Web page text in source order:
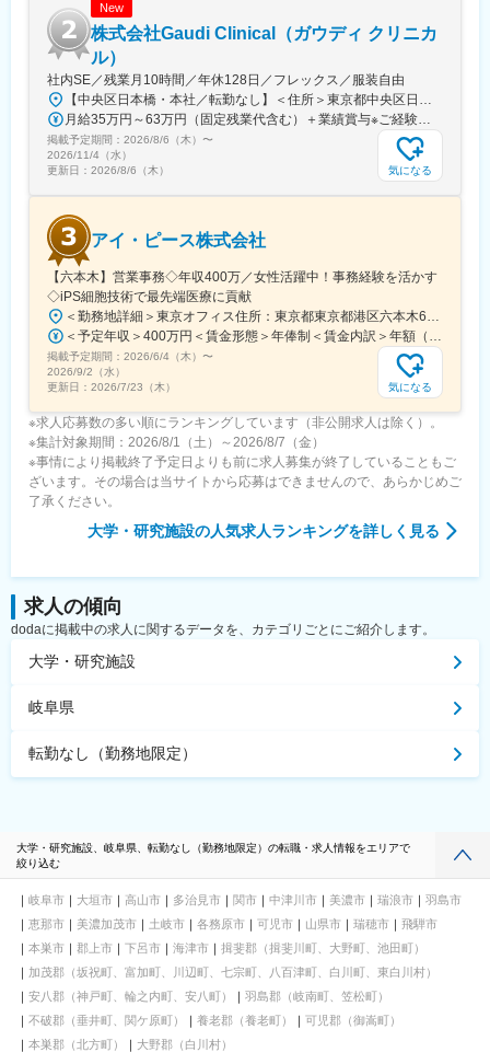
・ご自宅から1時間程度で通える施設をお任せする予定です。
・スーパーフレックスタイム制を導入しており、社員自身が業務
のスケジュールに合わせて始業、就業時間を決めることができま
・5日間のリフレッシュ休暇制度や、時間単位で取得できる有給休
暇。
・産前産後休暇（妊娠中時短勤務あり）、子供が3歳になるまで取
得できる育児休業、
復帰後は短時間勤務制度の利用も可能。
変更の範囲：会社の定める業務
New
株式会社Gaudi Clinical（ガウディ クリニカ
ル）
社内SE／残業月10時間／年休128日／フレックス／服装自由
【中央区日本橋・本社／転勤なし】＜住所＞東京都中央区日本橋本町4-8-15 ネオカワイビル10F＜アクセス＞・JR「新日本橋駅」から徒歩1分、「神田駅」から徒歩8分・東京メトロ「三越前駅」から徒歩5分、「小伝馬町駅」から徒歩5分※受動喫煙対策あり（屋内全面禁煙）
月給35万円～63万円（固定残業代含む）＋業績賞与※ご経験・スキルを考慮の上決定いたします※固定残業代は、時間外労働の有無にかかわらず月35時間分を、月8万3400円～15万円支給。（35時間を超える時間外労働分は追加で支給）
掲載予定期間： 2026/8/6（木） 〜
2026/11/4（水）
更新日： 2026/8/6（木） 気になる
アイ・ピース株式会社
【六本木】営業事務◇年収400万／女性活躍中！事務経験を活かす
◇iPS細胞技術で最先端医療に貢献
＜勤務地詳細＞東京オフィス住所：東京都東京都港区六本木6-15-1 勤務地最寄駅：東京メトロ 日比谷線／六本木駅受動喫煙対策：屋内全面禁煙変更の範囲：会社の定める事業所
＜予定年収＞400万円＜賃金形態＞年俸制＜賃金内訳＞年額（基本給）：3,108,920円固定残業手当/月：74,490円（固定残業時間40時間0分/月）超過した時間外労働の残業手当は追加支給＜月額＞333,566円（12分割）（一律手当を含む）＜昇給有無＞有＜残業手当＞有＜給与補足＞※固定残業代制、超過分別途支給賃金はあくまでも目安の金額であり、選考を通じて上下する可能性があります。月給(月額)は固定手当を含めた表記です。
掲載予定期間： 2026/6/4（木） 〜
2026/9/2（水）
更新日： 2026/7/23（木） 気になる
※求人応募数の多い順にランキングしています（非公開求人は除く）。
※集計対象期間：2026/8/1（土）～2026/8/7（金）
※事情により掲載終了予定日よりも前に求人募集が終了していることもご
ざいます。その場合は当サイトから応募はできませんので、あらかじめご
了承ください。
大学・研究施設の人気求人ランキングを詳しく見る
求人の傾向
dodaに掲載中の求人に関するデータを、カテゴリごとにご紹介します。
大学・研究施設
岐阜県
転勤なし（勤務地限定）
大学・研究施設、岐阜県、転勤なし（勤務地限定）の転職・求人情報をエリアで
絞り込む
岐阜市 大垣市 高山市 多治見市 関市 中津川市 美濃市 瑞浪市
羽島市
恵那市
美濃加茂市 土岐市 各務原市 可児市 山県市 瑞穂市
飛騨市
本巣市
郡上市 下呂市 海津市
揖斐郡（揖斐川町、大野町、池田町）
加茂郡（坂祝町、富加町、川辺町、七宗町、八百津町、白川町、東白川村）
安八郡（神戸町、輪之内町、安八町）
羽島郡（岐南町、笠松町）
不破郡（垂井町、関ケ原町）
養老郡（養老町）
可児郡（御嵩町）
本巣郡（北方町）
大野郡（白川村）